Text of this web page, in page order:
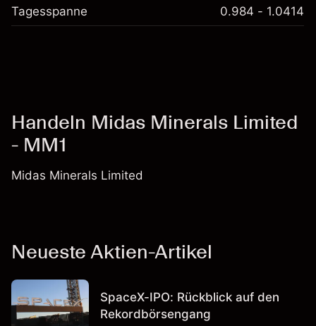
Tagesspanne 0.984 - 1.0414
Handeln Midas Minerals Limited
- MM1
Midas Minerals Limited
Neueste Aktien-Artikel
SpaceX-IPO: Rückblick auf den
Rekordbörsengang